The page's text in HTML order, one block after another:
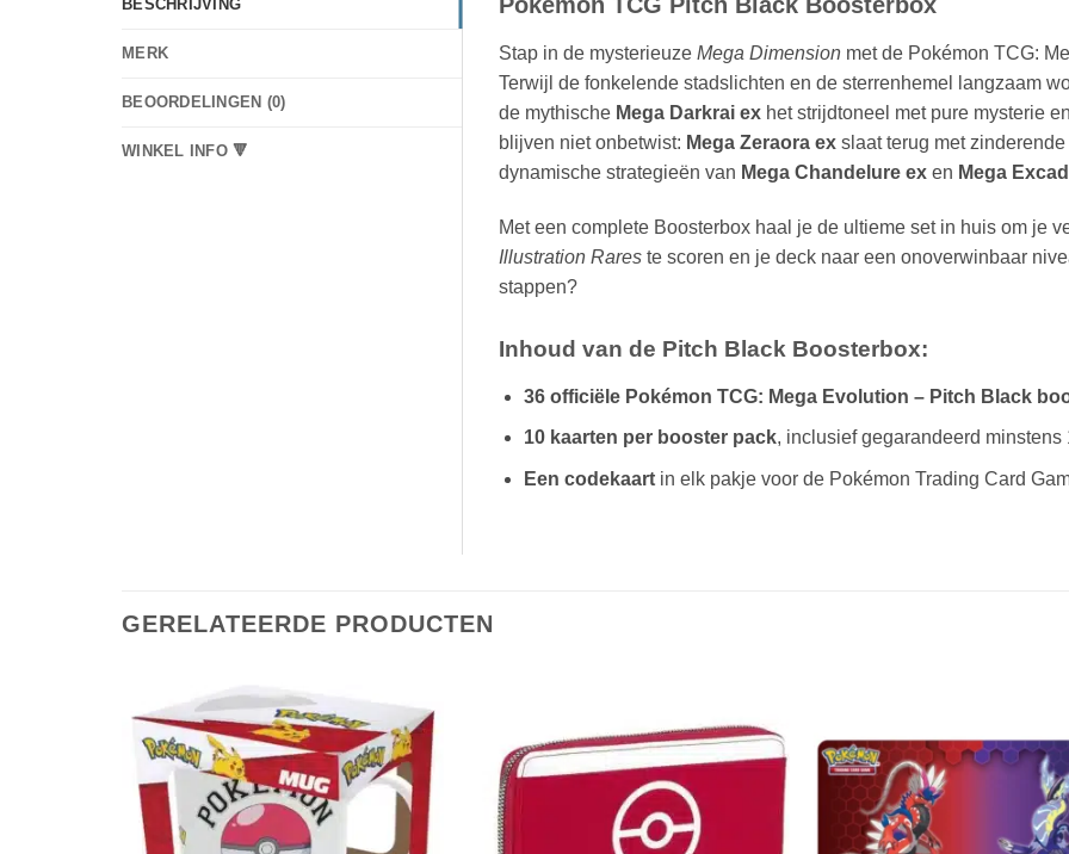
BESCHRIJVING
MERK
BEOORDELINGEN (0)
WINKEL INFO 🔻
Stap in de mysterieuze Mega Dimension met de Pokémon TCG:
Terwijl de fonkelende stadslichten en de sterrenhemel langzaam
de mythische Mega Darkrai ex het strijdtoneel met pure mysterie
blijven niet onbetwist: Mega Zeraora ex slaat terug met
dynamische strategieën van Mega Chandelure ex en Mega
Met een complete Boosterbox haal je de ultieme set in huis om je
Illustration Rares te scoren en je deck naar een onoverwinbaar
stappen?
Inhoud van de Pitch Black Boosterbox:
36 officiële Pokémon TCG: Mega Evolution – Pitch Black
10 kaarten per booster pack, inclusief gegarandeerd
Een codekaartin elk pakje voor de Pokémon Trading Card
GERELATEERDE PRODUCTEN